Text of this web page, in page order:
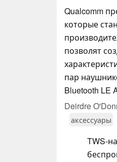
Qualcomm
которые
позволят
пар
Bluetooth LE
Deirdre
аксессуары
TWS-